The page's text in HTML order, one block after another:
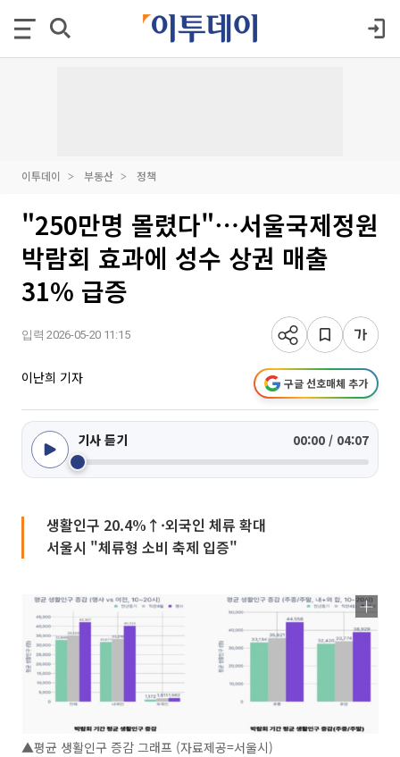
이투데이 부동산 정책
"250만명 몰렸다"⋯서울국제정원
박람회 효과에 성수 상권 매출
31% 급증
입력 2026-05-20 11:15
이난희 기자 구글 선호매체 추가
기사 듣기 00:00 / 04:07
생활인구 20.4%↑·외국인 체류 확대
서울시 "체류형 소비 축제 입증"
▲평균 생활인구 증감 그래프 (자료제공=서울시)